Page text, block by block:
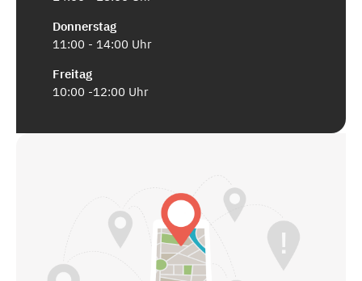
Donnerstag
11:00 - 14:00 Uhr
Freitag
10:00 -12:00 Uhr